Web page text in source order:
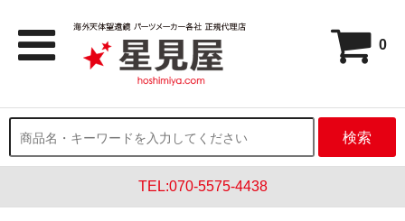
0
検索
TEL:070-5575-4438